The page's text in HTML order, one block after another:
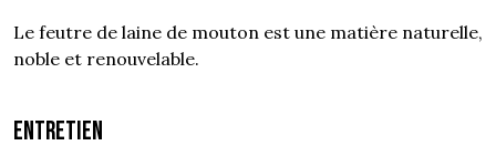
Le feutre de laine de mouton est une matière naturelle,
noble et renouvelable.
Entretien